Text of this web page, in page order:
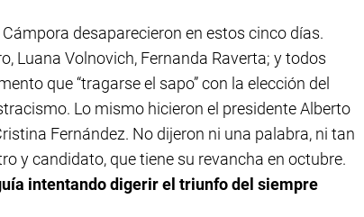
desaparecieron en estos cinco días.
Luana Volnovich, Fernanda Raverta; y todos
que “tragarse el sapo” con la elección del
Lo mismo hicieron el presidente Alberto
Fernández. No dijeron ni una palabra, ni tan
y candidato, que tiene su revancha en octubre.
intentando digerir el triunfo del siempre